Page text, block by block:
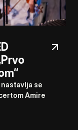
se
Amire